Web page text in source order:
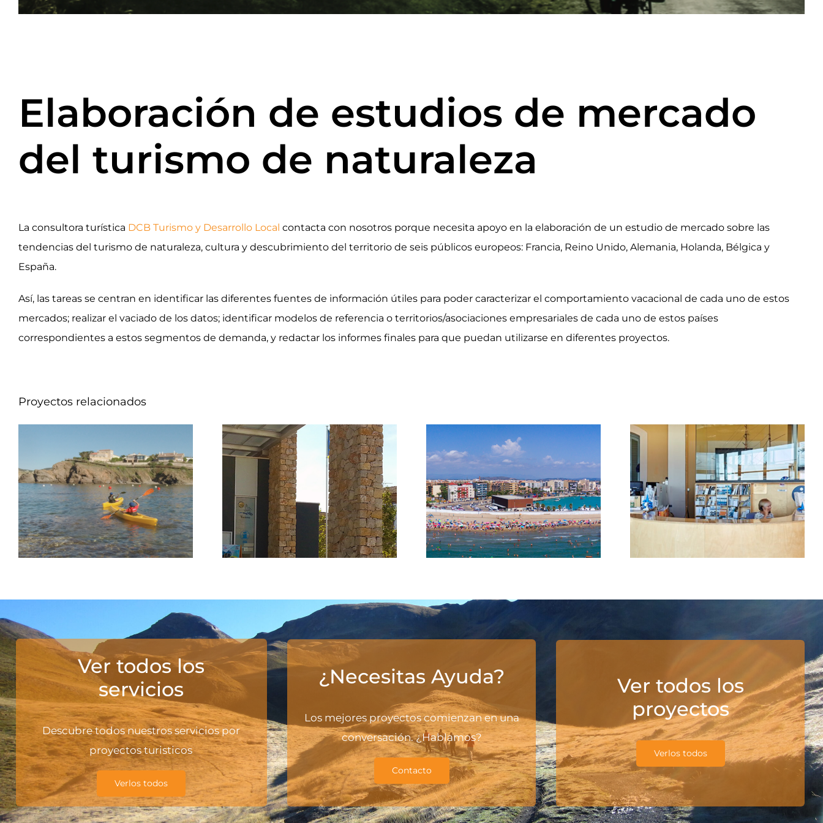
Elaboración de estudios de mercado
del turismo de naturaleza
La consultora turística DCB Turismo y Desarrollo Local contacta con nosotros porque necesita apoyo en la elaboración de un estudio de mercado sobre las
tendencias del turismo de naturaleza, cultura y descubrimiento del territorio de seis públicos europeos: Francia, Reino Unido, Alemania, Holanda, Bélgica y
España.
Así, las tareas se centran en identificar las diferentes fuentes de información útiles para poder caracterizar el comportamiento vacacional de cada uno de estos
mercados; realizar el vaciado de los datos; identificar modelos de referencia o territorios/asociaciones empresariales de cada uno de estos países
correspondientes a estos segmentos de demanda, y redactar los informes finales para que puedan utilizarse en diferentes proyectos.
Proyectos relacionados
Ver todos los
servicios
Descubre todos nuestros servicios por
proyectos turisticos
Verlos todos
¿Necesitas Ayuda?
Los mejores proyectos comienzan en una
conversación. ¿Hablamos?
Contacto
Ver todos los
proyectos
Verlos todos